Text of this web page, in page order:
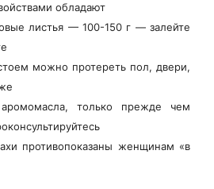
обладают
листья — 100-150 г — залейте
можно протереть пол, двери,
только прежде чем
противопоказаны женщинам «в